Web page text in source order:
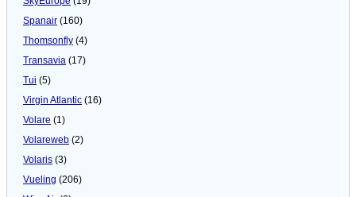
Spanair (160)
Thomsonfly (4)
Transavia (17)
Tui (5)
Virgin Atlantic (16)
Volare (1)
Volareweb (2)
Volaris (3)
Vueling (206)